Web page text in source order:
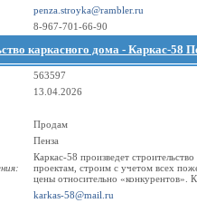
penza.stroyka@rambler.ru
8-967-701-66-90
каркасного дома - Каркас-58
563597
13.04.2026
Продам
Пенза
Каркас-58 произведет
проектам, строим с учетом всех
цены относительно «конкурентов».
karkas-58@mail.ru